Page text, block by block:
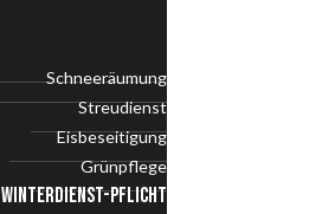
Schneeräumung
Streudienst
Eisbeseitigung
Grünpflege
WINTERDIENST-PFLICHT